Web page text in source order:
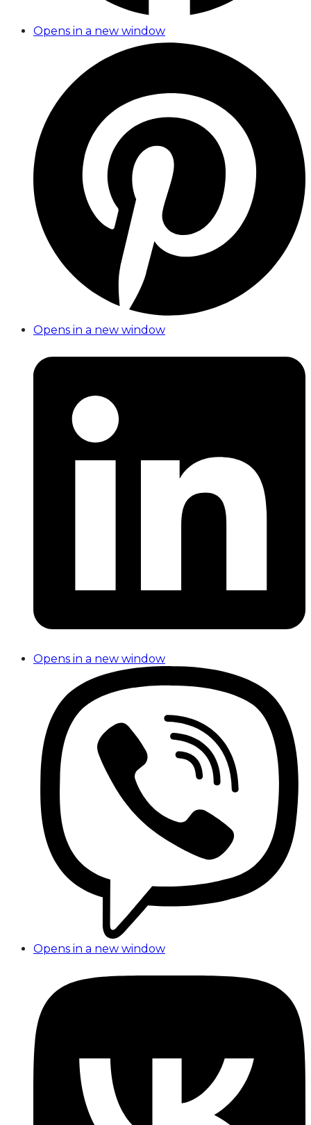
Opens in a new window
Opens in a new window
Opens in a new window
Opens in a new window